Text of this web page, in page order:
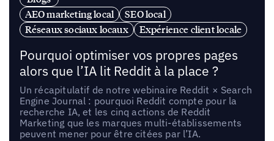
AEO marketing local
SEO local
Réseaux sociaux locaux
Expérience client locale
Pourquoi optimiser vos propres pages
alors que l’IA lit Reddit à la place ?
Un récapitulatif de notre webinaire Reddit × Search
Engine Journal : pourquoi Reddit compte pour la
recherche IA, et les cinq actions de Reddit
Marketing que les marques multi-établissements
peuvent mener pour être citées par l’IA.